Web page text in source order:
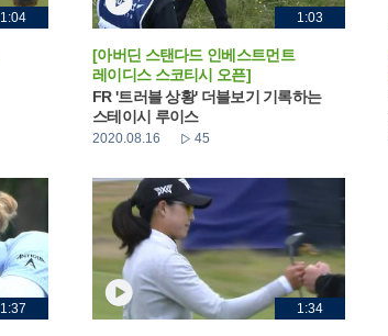
1:04 1:03
[아버딘 스탠다드 인베스트먼트
레이디스 스코티시 오픈]
FR '트러블 상황' 더블보기 기록하는
스테이시 루이스
2020.08.16 45
1:37 1:34